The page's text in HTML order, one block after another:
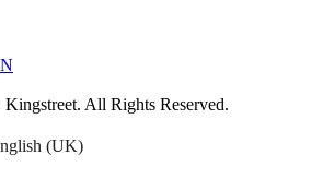
All Rights Reserved.